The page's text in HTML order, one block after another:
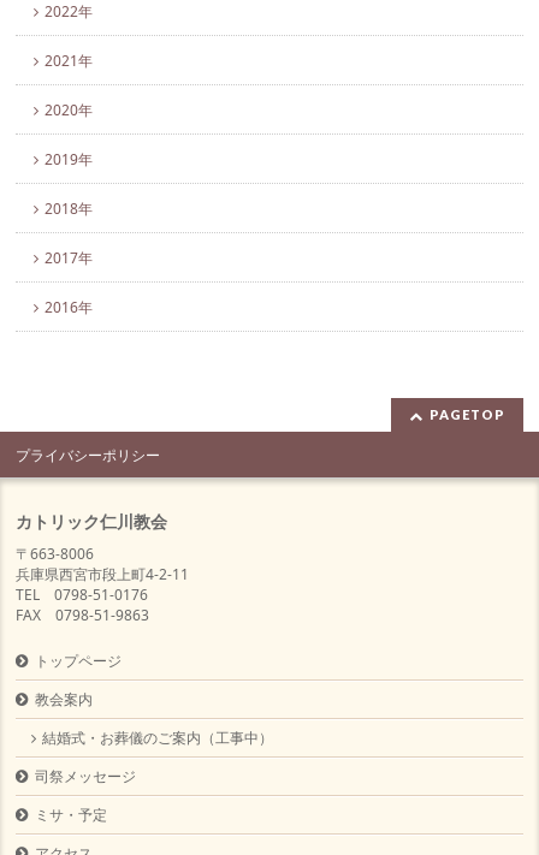
2022年
2021年
2020年
2019年
2018年
2017年
2016年
PAGETOP
プライバシーポリシー
カトリック仁川教会
〒663-8006
兵庫県西宮市段上町4-2-11
TEL 0798-51-0176
FAX 0798-51-9863
トップページ
教会案内
結婚式・お葬儀のご案内（工事中）
司祭メッセージ
ミサ・予定